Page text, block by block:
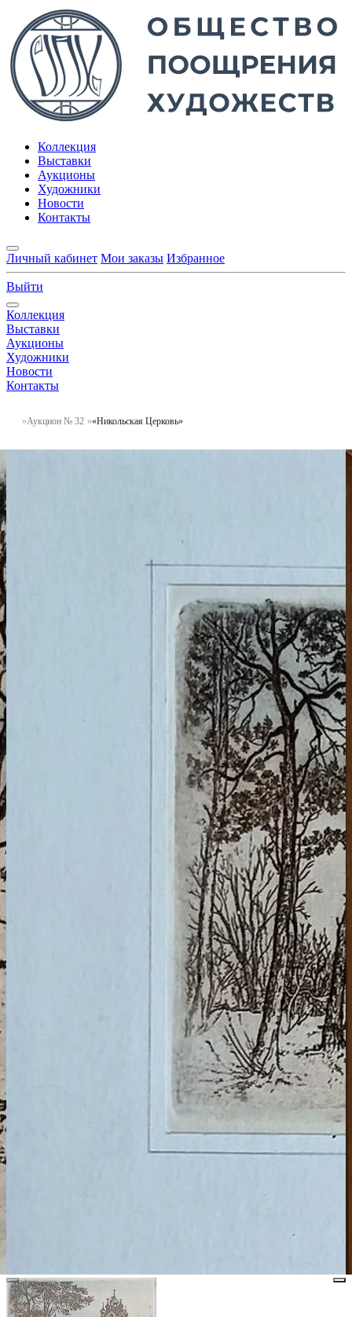
Коллекция
Выставки
Аукционы
Художники
Новости
Контакты
Личный кабинет Мои заказы Избранное
Выйти
Коллекция
Выставки
Аукционы
Художники
Новости
Контакты
Аукцион № 32 «Никольская Церковь»